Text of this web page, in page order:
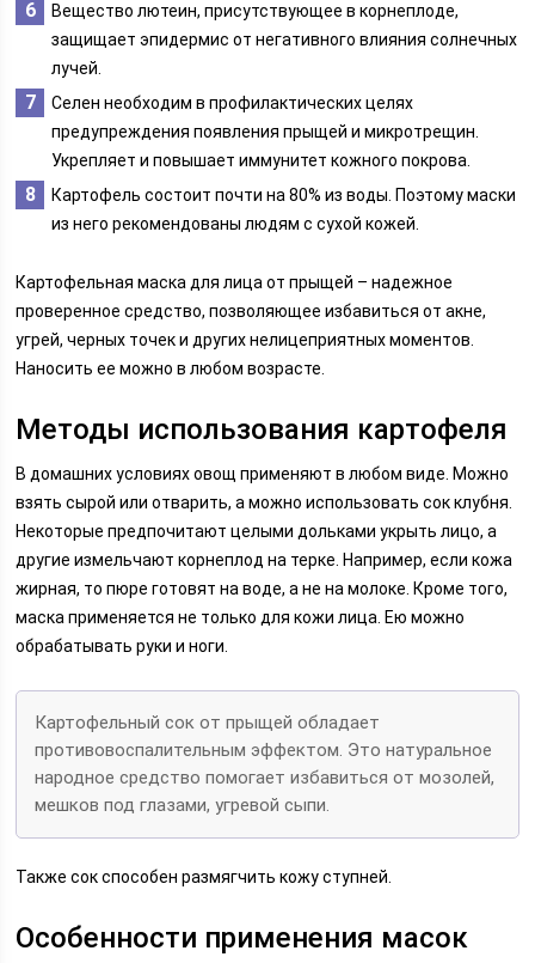
Вещество лютеин, присутствующее в корнеплоде,
защищает эпидермис от негативного влияния солнечных
лучей.
Селен необходим в профилактических целях
предупреждения появления прыщей и микротрещин.
Укрепляет и повышает иммунитет кожного покрова.
Картофель состоит почти на 80% из воды. Поэтому маски
из него рекомендованы людям с сухой кожей.
Картофельная маска для лица от прыщей – надежное
проверенное средство, позволяющее избавиться от акне,
угрей, черных точек и других нелицеприятных моментов.
Наносить ее можно в любом возрасте.
Методы использования картофеля
В домашних условиях овощ применяют в любом виде. Можно
взять сырой или отварить, а можно использовать сок клубня.
Некоторые предпочитают целыми дольками укрыть лицо, а
другие измельчают корнеплод на терке. Например, если кожа
жирная, то пюре готовят на воде, а не на молоке. Кроме того,
маска применяется не только для кожи лица. Ею можно
обрабатывать руки и ноги.
Картофельный сок от прыщей обладает
противовоспалительным эффектом. Это натуральное
народное средство помогает избавиться от мозолей,
мешков под глазами, угревой сыпи.
Также сок способен размягчить кожу ступней.
Особенности применения масок